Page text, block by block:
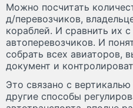
Можно посчитать
д/перевозчиков,
кораблей. И сравнить их
автоперевозчиков. И
собрать всех авиаторов,
документ и
Это связано с
другие способы